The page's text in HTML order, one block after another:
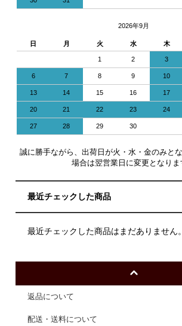
2026年9月
日 月 火 水 木
1 2 3
6 7 8 9 10
13 14 15 16 17
20 21 22 23 24
27 28 29 30
誠に勝手ながら、出荷日が火・水・金のみと
場合は翌営業日に変更となりま
最近チェックした商品
最近チェックした商品はまだありません。
返品について
配送・送料について